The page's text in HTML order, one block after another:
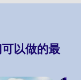
以做的最